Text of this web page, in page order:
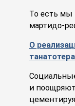
То есть мы
мартидо-
О
и